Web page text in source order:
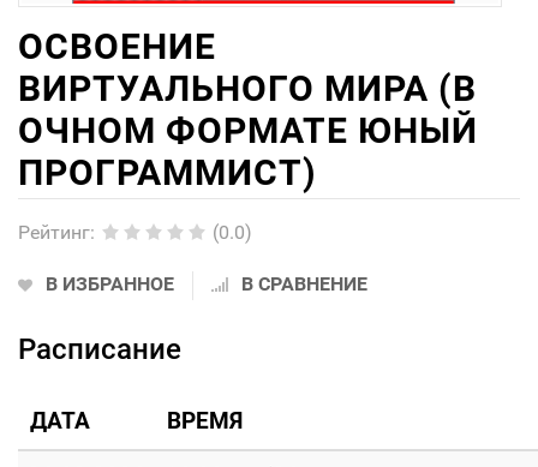
ОСВОЕНИЕ
ВИРТУАЛЬНОГО МИРА (В
ОЧНОМ ФОРМАТЕ ЮНЫЙ
ПРОГРАММИСТ)
Рейтинг: (0.0)
В ИЗБРАННОЕ В СРАВНЕНИЕ
Расписание
ДАТА ВРЕМЯ